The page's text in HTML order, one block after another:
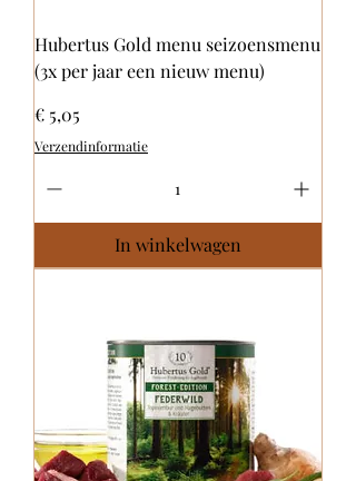
Hubertus Gold menu seizoensmenu
(3x per jaar een nieuw menu)
Prijs
€ 5,05
Verzendinformatie
In winkelwagen